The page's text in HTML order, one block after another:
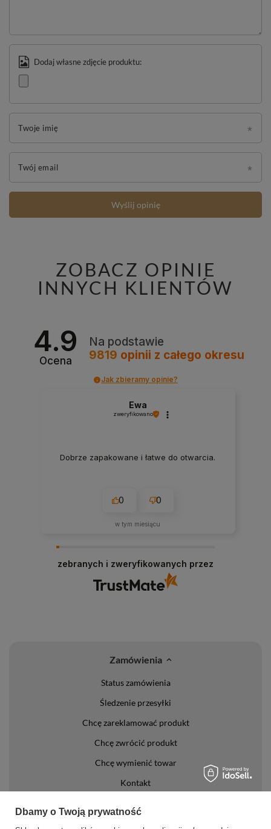
Dodaj własne zdjęcie produktu:
Twoje imię
Twój email
Wyślij opinię
ZOBACZ OPINIE
INNYCH KLIENTÓW
4.9
Ocena
Na podstawie
9819 opinii z całego okresu
Jak zbieramy opinie?
Ewa
zweryfikowano
Dobrze zapakowane i łatwe do otwarcia.
0 0
w tym miesiącu
zebranych i zweryfikowanych przez
Zamówienia
Status zamówienia
Śledzenie przesyłki
Chcę zareklamować produkt
Chcę zwrócić produkt
Chcę wymienić towar
Kontakt
Konto
Dbamy o Twoją prywatność